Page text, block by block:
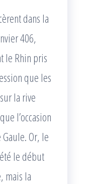
dans la
406,
le Rhin pris
que les
la rive
l’occasion
Or, le
le début
mais la